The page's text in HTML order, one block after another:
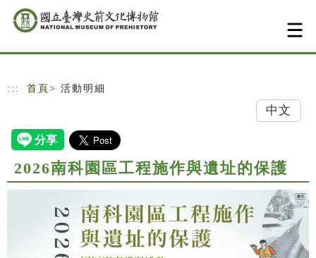
跳到主要內容
網站導覽
::: 首頁 > 活動明細
中文
2026南科園區工程施作與遺址的保護